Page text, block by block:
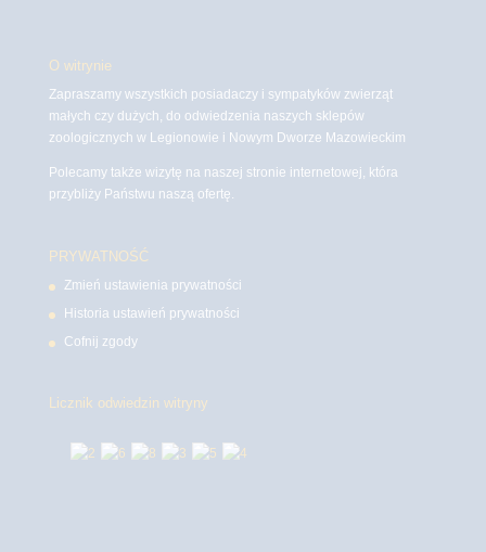
O witrynie
Zapraszamy wszystkich posiadaczy i sympatyków zwierząt
małych czy dużych, do odwiedzenia naszych sklepów
zoologicznych w Legionowie i Nowym Dworze Mazowieckim
Polecamy także wizytę na naszej stronie internetowej, która
przybliży Państwu naszą ofertę.
PRYWATNOŚĆ
Zmień ustawienia prywatności
Historia ustawień prywatności
Cofnij zgody
Licznik odwiedzin witryny